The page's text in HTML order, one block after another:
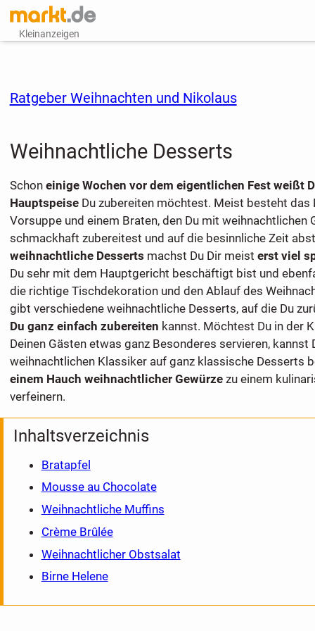
Kleinanzeigen
Ratgeber Weihnachten und Nikolaus
Weihnachtliche Desserts
Schoneinige Wochen vor dem eigentlichen Fest weißt
Hauptspeise Du zubereiten möchtest. Meist besteht das
Vorsuppe und einem Braten, den Du mit weihnachtlichen
schmackhaft zubereitest und auf die besinnliche Zeit
weihnachtliche Desserts machst Du Dir meist erst viel
Du sehr mit dem Hauptgericht beschäftigt bist und
die richtige Tischdekoration und den Ablauf des
gibt verschiedene weihnachtliche Desserts, auf die Du
Du ganz einfach zubereiten kannst. Möchtest Du in der
Deinen Gästen etwas ganz Besonderes servieren, kannst
weihnachtlichen Klassiker auf ganz klassische Desserts
einem Hauch weihnachtlicher Gewürze zu einem
verfeinern.
Inhaltsverzeichnis
Bratapfel
Mousse au Chocolate
Weihnachtliche Muffins
Crème Brûlée
Weihnachtlicher Obstsalat
Birne Helene